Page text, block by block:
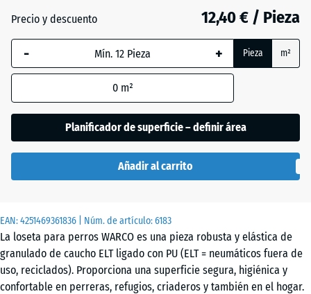
EAN:4251469361836 | Núm. de artículo:6183
La loseta para perros WARCO es una pieza robusta y elástica de
granulado de caucho ELT ligado con PU (ELT = neumáticos fuera de
uso, reciclados). Proporciona una superficie segura, higiénica y
confortable en perreras, refugios, criaderos y también en el hogar.
grafito
+ 0,40 €
tilo
La dimensión
seleccionada,
enmarcada
utiliza para
el cálculo de
necesidades
(salvo que se
producto).
50
x
50
Precio y descuento 12,40 € / Pieza
- + Pieza m²
0 m²
Planificador de superficie – definir área
Añadir al carrito